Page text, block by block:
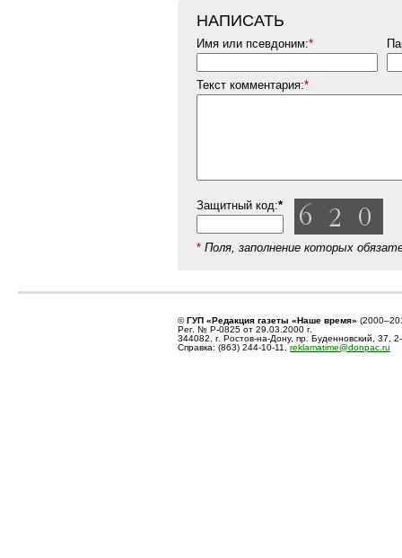
НАПИСАТЬ
Имя или псевдоним:*
Текст комментария:*
Защитный код:*
* Поля, заполнение которых
©ГУП «Редакция газеты «Наше время»
Рег. № Р-0825 от 29.03.2000 г.
344082, г. Ростов-на-Дону, пр. Буденновский, 37,
Справка: (863) 244-10-11, reklamatime@donpac.ru